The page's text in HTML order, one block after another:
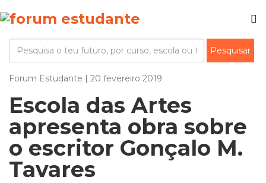
Forum Estudante | 20 fevereiro 2019
Escola das Artes
apresenta obra sobre
o escritor Gonçalo M.
Tavares